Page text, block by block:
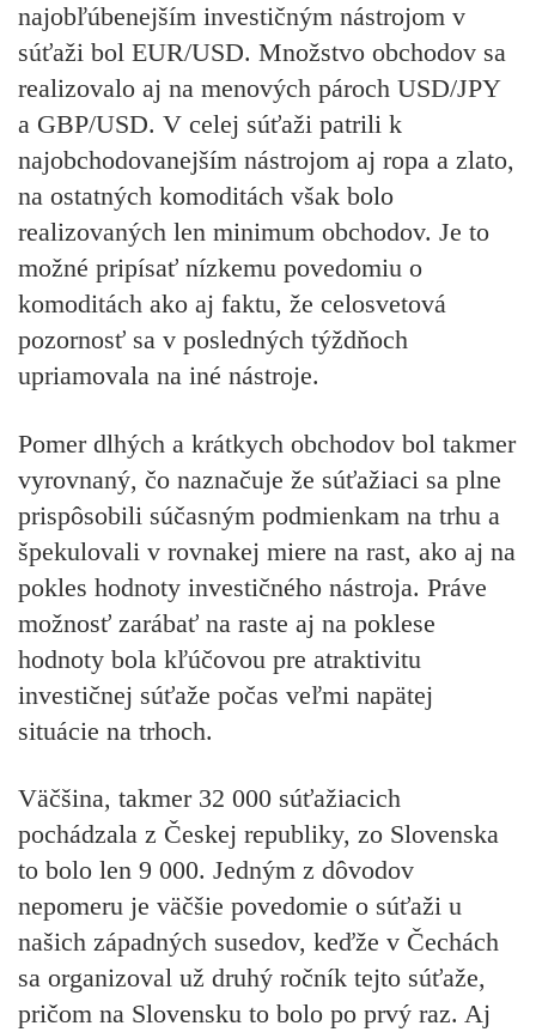
najobľúbenejším investičným nástrojom v
súťaži bol EUR/USD. Množstvo obchodov sa
realizovalo aj na menových pároch USD/JPY
a GBP/USD. V celej súťaži patrili k
najobchodovanejším nástrojom aj ropa a zlato,
na ostatných komoditách však bolo
realizovaných len minimum obchodov. Je to
možné pripísať nízkemu povedomiu o
komoditách ako aj faktu, že celosvetová
pozornosť sa v posledných týždňoch
upriamovala na iné nástroje.
Pomer dlhých a krátkych obchodov bol takmer
vyrovnaný, čo naznačuje že súťažiaci sa plne
prispôsobili súčasným podmienkam na trhu a
špekulovali v rovnakej miere na rast, ako aj na
pokles hodnoty investičného nástroja. Práve
možnosť zarábať na raste aj na poklese
hodnoty bola kľúčovou pre atraktivitu
investičnej súťaže počas veľmi napätej
situácie na trhoch.
Väčšina, takmer 32 000 súťažiacich
pochádzala z Českej republiky, zo Slovenska
to bolo len 9 000. Jedným z dôvodov
nepomeru je väčšie povedomie o súťaži u
našich západných susedov, keďže v Čechách
sa organizoval už druhý ročník tejto súťaže,
pričom na Slovensku to bolo po prvý raz. Aj